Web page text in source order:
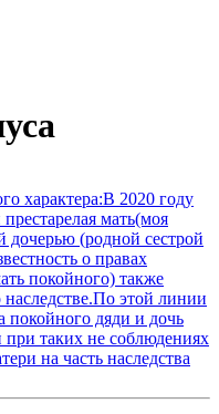
характера:В 2020 году
мать(моя
(родной сестрой
о правах
покойного) также
этой линии
покойного дяди и дочь
таких не соблюдениях
на часть наследства